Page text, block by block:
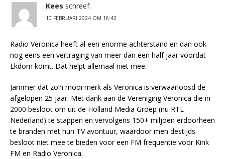
Kees schreef:
10 FEBRUARI 2024 OM 16:42
Radio Veronica heeft al een enorme achterstand en dan ook
nog eens een vertraging van meer dan een half jaar voordat
Ekdom komt. Dat helpt allemaal niet mee.
Jammer dat zo’n mooi merk als Veronica is verwaarloosd de
afgelopen 25 jaar. Met dank aan de Vereniging Veronica die in
2000 besloot om uit de Holland Media Groep (nu RTL
Nederland) te stappen en vervolgens 150+ miljoen erdoorheen
te branden met hun TV avontuur, waardoor men destijds
besloot niet mee te bieden voor een FM frequentie voor Kink
FM en Radio Veronica.